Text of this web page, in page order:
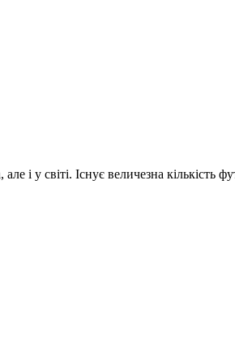
і у світі. Існує величезна кількість